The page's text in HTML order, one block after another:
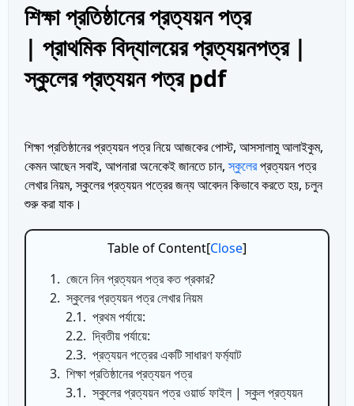
শিক্ষা প্রতিষ্ঠানের প্রত্যয়ন পত্র
| প্রাথমিক বিদ্যালয়ের প্রত্যয়নপত্র |
স্কুলের প্রত্যয়ন পত্র pdf
শিক্ষা প্রতিষ্ঠানের প্রত্যয়ন পত্র নিয়ে আজকের পোস্ট, আসসালামু আলাইকুম,
কেমন আছেন সবাই, আপনারা অনেকেই জানতে চান,স্কুলেরপ্রত্যয়ন পত্র
লেখার নিয়ম, স্কুলের প্রত্যয়ন পত্রের জন্য আবেদন কিভাবে করতে হয়, চলুন
শুরু করা যাক।
Table of Content[Close]
1. জেনে ‍নিন প্রত্যয়ন পত্র কত প্রকার?
2. স্কুলের প্রত্যয়ন পত্র লেখার নিয়ম
2.1. প্রথম পর্যায়ে:
2.2. দ্বিতীয় পর্যায়ে:
2.3. প্রত্যয়ন পত্রের একটি সাধারণ ফর্ম্যাট
3. শিক্ষা প্রতিষ্ঠানের প্রত্যয়ন পত্র
3.1. স্কুলের প্রত্যয়ন পত্র ওয়ার্ড ফাইল | স্কুল প্রত্যয়ন